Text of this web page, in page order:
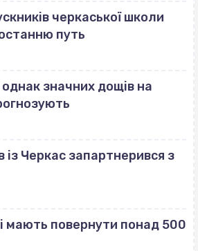
черкаської школи
путь
значних дощів на
із Черкас запартнерився з
мають повернути понад 500